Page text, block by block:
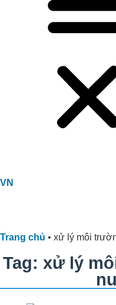
VN
Trang chủ • xử lý môi
Tag: xử lý